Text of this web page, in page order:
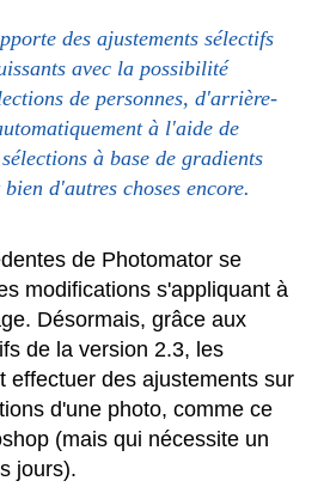
des ajustements sélectifs
avec la possibilité
de personnes, d'arrière-
à l'aide de
à base de gradients
d'autres choses encore.
de Photomator se
modifications s'appliquant à
Désormais, grâce aux
de la version 2.3, les
effectuer des ajustements sur
d'une photo, comme ce
(mais qui nécessite un
jours).